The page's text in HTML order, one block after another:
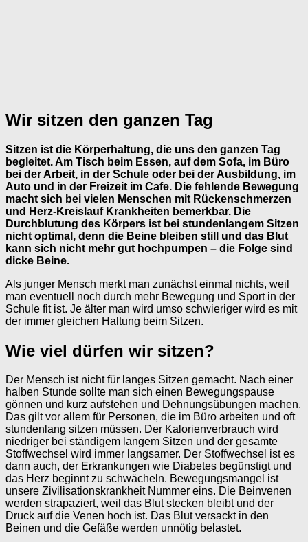
Wir sitzen den ganzen Tag
Sitzen ist die Körperhaltung, die uns den ganzen Tag
begleitet. Am Tisch beim Essen, auf dem Sofa, im Büro
bei der Arbeit, in der Schule oder bei der Ausbildung, im
Auto und in der Freizeit im Cafe. Die fehlende Bewegung
macht sich bei vielen Menschen mit Rückenschmerzen
und Herz-Kreislauf Krankheiten bemerkbar. Die
Durchblutung des Körpers ist bei stundenlangem Sitzen
nicht optimal, denn die Beine bleiben still und das Blut
kann sich nicht mehr gut hochpumpen – die Folge sind
dicke Beine.
Als junger Mensch merkt man zunächst einmal nichts, weil
man eventuell noch durch mehr Bewegung und Sport in der
Schule fit ist. Je älter man wird umso schwieriger wird es mit
der immer gleichen Haltung beim Sitzen.
Wie viel dürfen wir sitzen?
Der Mensch ist nicht für langes Sitzen gemacht. Nach einer
halben Stunde sollte man sich einen Bewegungspause
gönnen und kurz aufstehen und Dehnungsübungen machen.
Das gilt vor allem für Personen, die im Büro arbeiten und oft
stundenlang sitzen müssen. Der Kalorienverbrauch wird
niedriger bei ständigem langem Sitzen und der gesamte
Stoffwechsel wird immer langsamer. Der Stoffwechsel ist es
dann auch, der Erkrankungen wie Diabetes begünstigt und
das Herz beginnt zu schwächeln. Bewegungsmangel ist
unsere Zivilisationskrankheit Nummer eins. Die Beinvenen
werden strapaziert, weil das Blut stecken bleibt und der
Druck auf die Venen hoch ist. Das Blut versackt in den
Beinen und die Gefäße werden unnötig belastet.